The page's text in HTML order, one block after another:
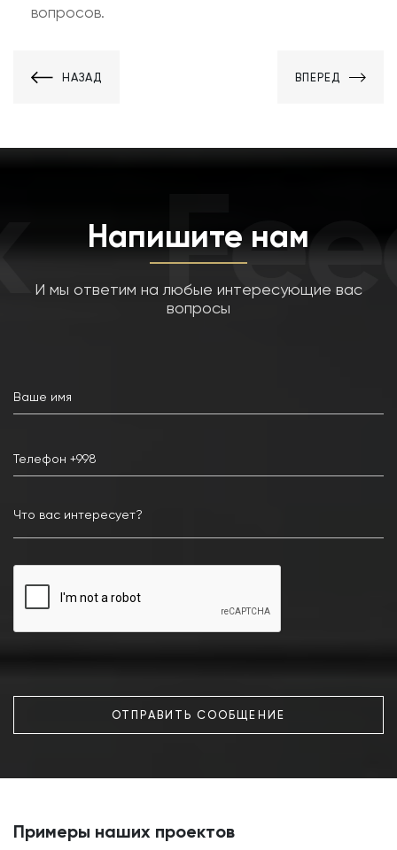
вопросов.
НАЗАД ВПЕРЕД
Напишите нам
И мы ответим на любые интересующие вас
вопросы
ОТПРАВИТЬ СООБЩЕНИЕ
Примеры наших проектов